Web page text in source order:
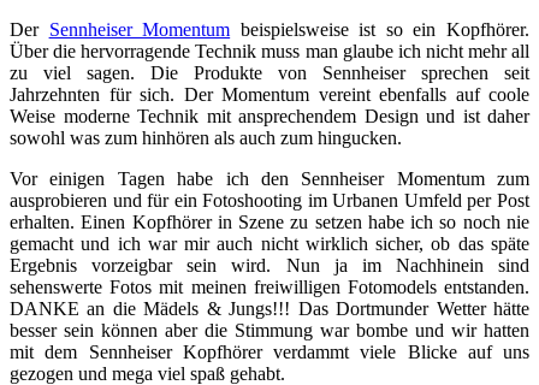
Der Sennheiser Momentum beispielsweise ist so ein Kopfhörer.
Über die hervorragende Technik muss man glaube ich nicht mehr all
zu viel sagen. Die Produkte von Sennheiser sprechen seit
Jahrzehnten für sich. Der Momentum vereint ebenfalls auf coole
Weise moderne Technik mit ansprechendem Design und ist daher
sowohl was zum hinhören als auch zum hingucken.
Vor einigen Tagen habe ich den Sennheiser Momentum zum
ausprobieren und für ein Fotoshooting im Urbanen Umfeld per Post
erhalten. Einen Kopfhörer in Szene zu setzen habe ich so noch nie
gemacht und ich war mir auch nicht wirklich sicher, ob das späte
Ergebnis vorzeigbar sein wird. Nun ja im Nachhinein sind
sehenswerte Fotos mit meinen freiwilligen Fotomodels entstanden.
DANKE an die Mädels & Jungs!!! Das Dortmunder Wetter hätte
besser sein können aber die Stimmung war bombe und wir hatten
mit dem Sennheiser Kopfhörer verdammt viele Blicke auf uns
gezogen und mega viel spaß gehabt.